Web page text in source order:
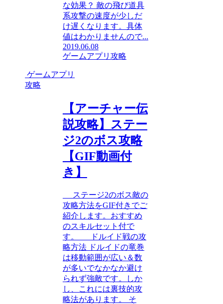
な効果？ 敵の飛び道具
系攻撃の速度が少しだ
け遅くなります。具体
値はわかりませんので...
2019.06.08
ゲームアプリ攻略
ゲームアプリ
攻略
【アーチャー伝
説攻略】ステー
ジ2のボス攻略
【GIF動画付
き】
ステージ2のボス敵の
攻略方法をGIF付きでご
紹介します。おすすめ
のスキルセット付で
す。 ドルイド戦の攻
略方法 ドルイドの竜巻
は移動範囲が広い＆数
が多いでなかなか避け
られず強敵です。しか
し、これには裏技的攻
略法があります。 そ